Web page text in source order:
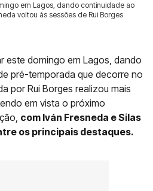
em Lagos, dando continuidade ao
voltou às sessões de Rui Borges
este domingo em Lagos, dando
pré-temporada que decorre no
por Rui Borges realizou mais
em vista o próximo
com Iván Fresneda e Silas
os principais destaques.